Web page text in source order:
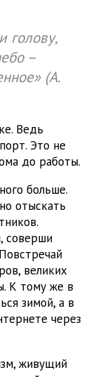
голову,
–
(А.
Ведь
Это не
до работы.
больше.
отыскать
соверши
великих
К тому же в
зимой, а в
через
живущий